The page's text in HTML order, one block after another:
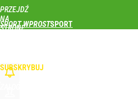
PRZEJDŹ
NA
STRONĘ
SPORT WPROST
SUBSKRYBUJ